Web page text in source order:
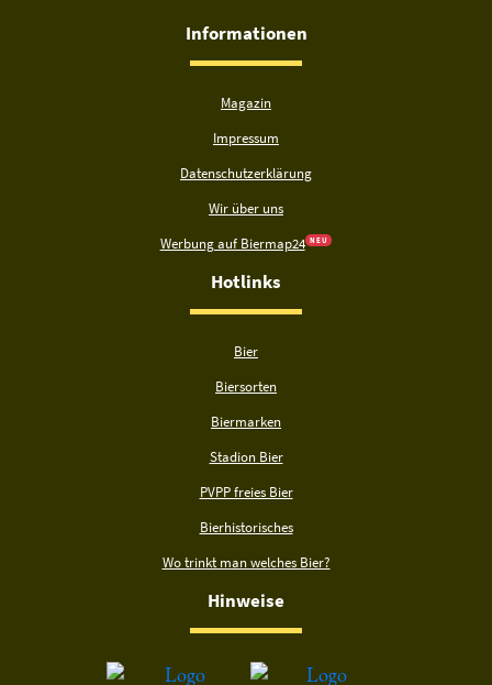
Informationen
Magazin
Impressum
Datenschutzerklärung
Wir über uns
Werbung auf Biermap24 N E U
Hotlinks
Bier
Biersorten
Biermarken
Stadion Bier
PVPP freies Bier
Bierhistorisches
Wo trinkt man welches Bier?
Hinweise